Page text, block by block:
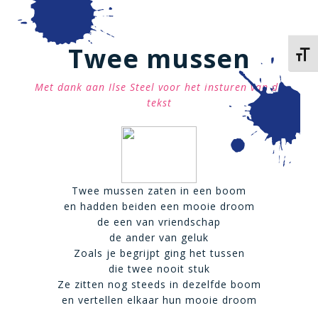
Twee mussen
Met dank aan Ilse Steel voor het insturen van de
tekst
Twee mussen zaten in een boom
en hadden beiden een mooie droom
de een van vriendschap
de ander van geluk
Zoals je begrijpt ging het tussen
die twee nooit stuk
Ze zitten nog steeds in dezelfde boom
en vertellen elkaar hun mooie droom